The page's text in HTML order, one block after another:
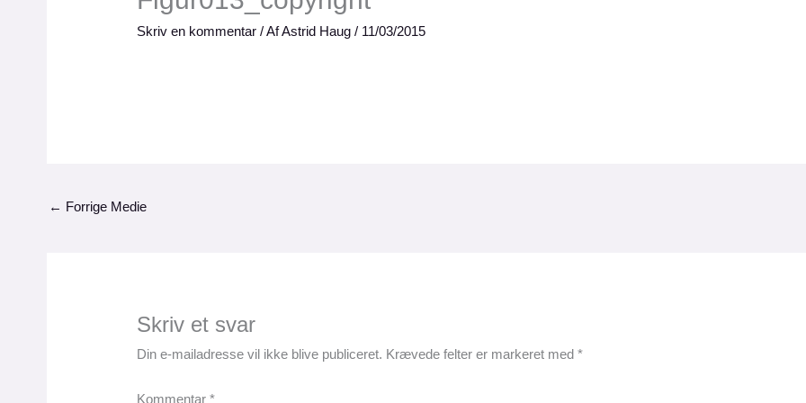
Skriv en kommentar / AfAstrid Haug/ 11/03/2015
← Forrige Medie
Skriv et svar
Din e-mailadresse vil ikke blive publiceret. Krævede felter er markeret med*
Kommentar*